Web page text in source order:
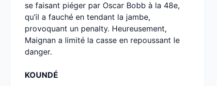
se faisant piéger par Oscar Bobb à la 48e,
qu’il a fauché en tendant la jambe,
provoquant un penalty. Heureusement,
Maignan a limité la casse en repoussant le
danger.
KOUNDÉ